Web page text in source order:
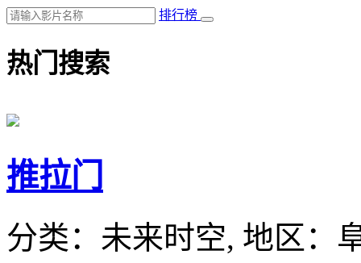
排行榜
热门搜索
推拉门
分类： 未来时空, 地区：